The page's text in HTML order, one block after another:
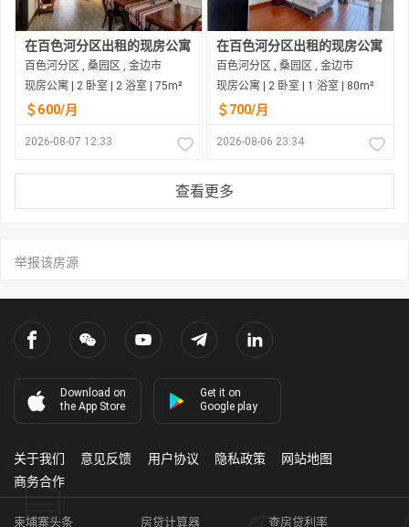
在百色河分区出租的现房公寓
百色河分区 , 桑园区 , 金边市
现房公寓 | 2 卧室 | 2 浴室 | 75m²
＄600/月
2026-08-07 12:33
在百色河分区出租的现房公寓
百色河分区 , 桑园区 , 金边市
现房公寓 | 2 卧室 | 1 浴室 | 80m²
＄700/月
2026-08-06 23:34
查看更多
举报该房源
Download on
the App Store
Get it on
Google play
关于我们 意见反馈 用户协议 隐私政策
网站地图
商务合作
柬埔寨头条 房贷计算器 查房贷利率